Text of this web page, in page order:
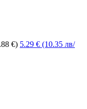
€) 5.29 € (10.35 лв/